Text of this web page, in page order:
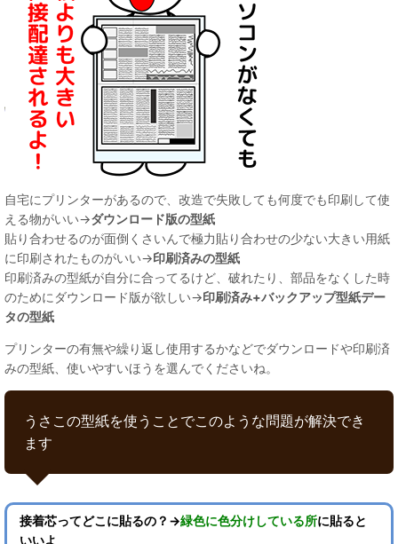
自宅にプリンターがあるので、改造で失敗しても何度でも印刷して使
える物がいい→ダウンロード版の型紙
貼り合わせるのが面倒くさいんで極力貼り合わせの少ない大きい用紙
に印刷されたものがいい→印刷済みの型紙
印刷済みの型紙が自分に合ってるけど、破れたり、部品をなくした時
のためにダウンロード版が欲しい→印刷済み+バックアップ型紙デー
タの型紙
プリンターの有無や繰り返し使用するかなどでダウンロードや印刷済
みの型紙、使いやすいほうを選んでくださいね。
うさこの型紙を使うことでこのような問題が解決でき
ます
接着芯ってどこに貼るの？→緑色に色分けしている所に貼ると
いいよ